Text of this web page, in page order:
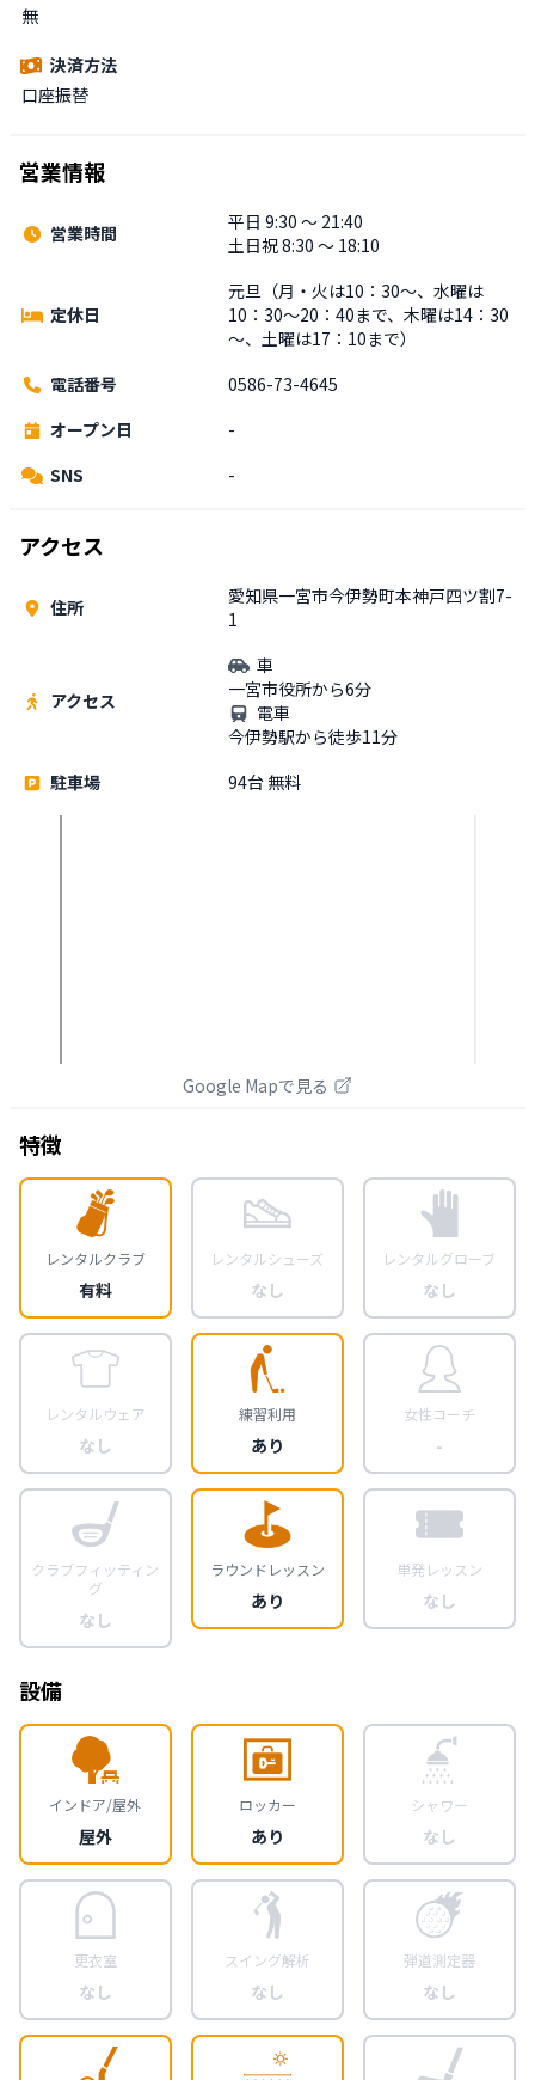
無
決済方法
口座振替
営業情報
営業時間
平日 9:30 〜 21:40
土日祝 8:30 〜 18:10
定休日
元旦（月・火は10：30～、水曜は
10：30～20：40まで、木曜は14：30
～、土曜は17：10まで）
電話番号
0586-73-4645
オープン日
-
SNS
-
アクセス
住所
愛知県一宮市今伊勢町本神戸四ツ割7-
1
アクセス
車
一宮市役所から6分
電車
今伊勢駅から徒歩11分
駐車場
94台 無料
Google Mapで見る
特徴
レンタルクラブ
有料
レンタルシューズ
なし
レンタルグローブ
なし
レンタルウェア
なし
練習利用
あり
女性コーチ
-
クラブフィッティン
グ
なし
ラウンドレッスン
あり
単発レッスン
なし
設備
インドア/屋外
屋外
ロッカー
あり
シャワー
なし
更衣室
なし
スイング解析
なし
弾道測定器
なし